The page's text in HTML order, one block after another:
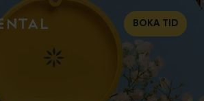
BOKA TID